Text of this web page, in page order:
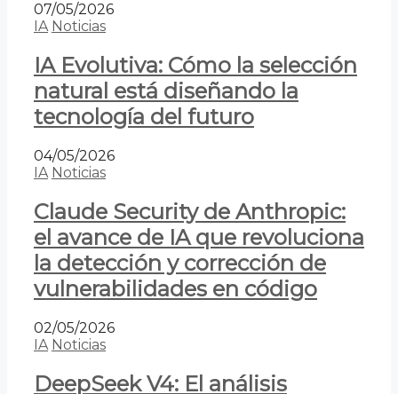
07/05/2026
IA Noticias
IA Evolutiva: Cómo la selección
natural está diseñando la
tecnología del futuro
04/05/2026
IA Noticias
Claude Security de Anthropic:
el avance de IA que revoluciona
la detección y corrección de
vulnerabilidades en código
02/05/2026
IA Noticias
DeepSeek V4: El análisis